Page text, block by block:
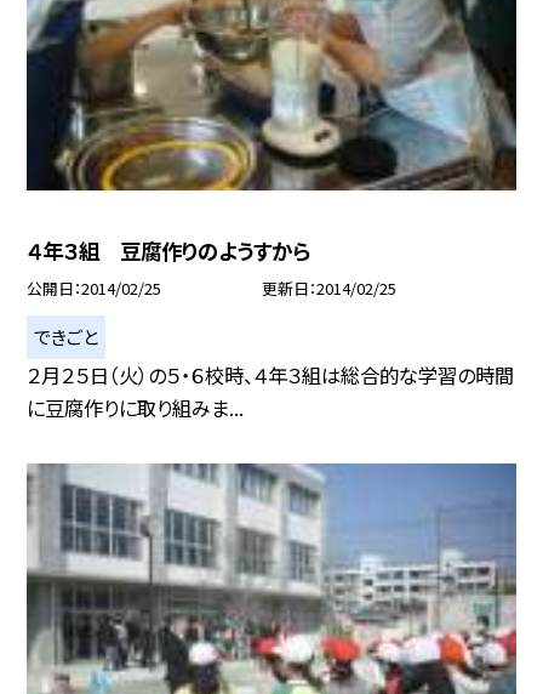
４年３組 豆腐作りのようすから
公開日 2014/02/25 更新日 2014/02/25
できごと
２月２５日（火）の５・６校時、４年３組は総合的な学習の時間
に豆腐作りに取り組みま...